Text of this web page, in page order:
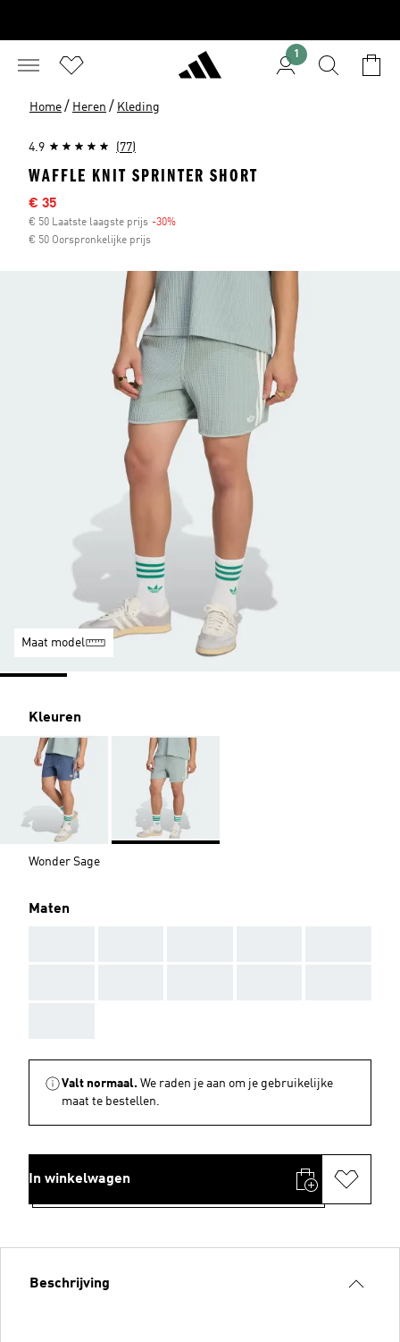
1
Home / Heren / Kleding
4.9 (77)
WAFFLE KNIT SPRINTER SHORT
Afgeprijsde prijs
€ 35
€ 50 Laatste laagste prijs -30%
€ 50 Oorspronkelijke prijs
Maat model
Kleuren
Wonder Sage
Maten
Valt normaal. We raden je aan om je gebruikelijke
maat te bestellen.
In winkelwagen
Beschrijving